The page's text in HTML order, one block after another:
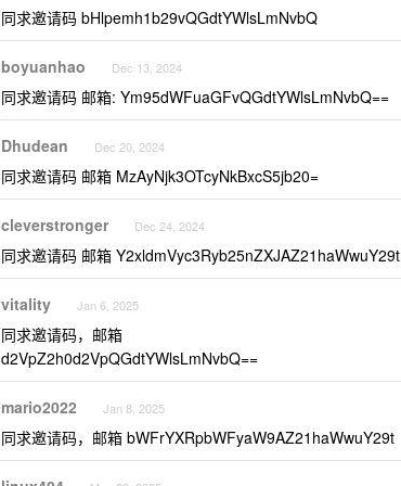
同求邀请码 bHlpemh1b29vQGdtYWlsLmNvbQ
boyuanhao Dec 13, 2024
同求邀请码 邮箱: Ym95dWFuaGFvQGdtYWlsLmNvbQ==
Dhudean Dec 20, 2024
同求邀请码 邮箱 MzAyNjk3OTcyNkBxcS5jb20=
cleverstronger Dec 24, 2024
同求邀请码 邮箱 Y2xldmVyc3Ryb25nZXJAZ21haWwuY29t
vitality Jan 6, 2025
同求邀请码，邮箱
d2VpZ2h0d2VpQGdtYWlsLmNvbQ==
mario2022 Jan 8, 2025
同求邀请码，邮箱 bWFrYXRpbWFyaW9AZ21haWwuY29t